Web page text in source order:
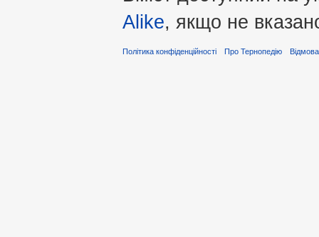
Alike, якщо не
Політика конфіденційності Про Тернопедію Відмова